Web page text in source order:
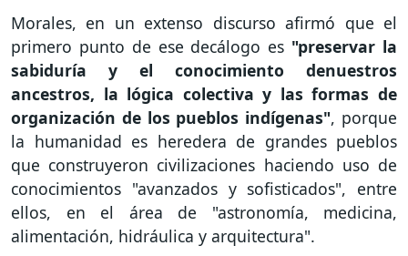
Morales, en un extenso discurso afirmó que el
primero punto de ese decálogo es "preservar la
sabiduría y el conocimiento denuestros
ancestros, la lógica colectiva y las formas de
organización de los pueblos indígenas", porque
la humanidad es heredera de grandes pueblos
que construyeron civilizaciones haciendo uso de
conocimientos "avanzados y sofisticados", entre
ellos, en el área de "astronomía, medicina,
alimentación, hidráulica y arquitectura".